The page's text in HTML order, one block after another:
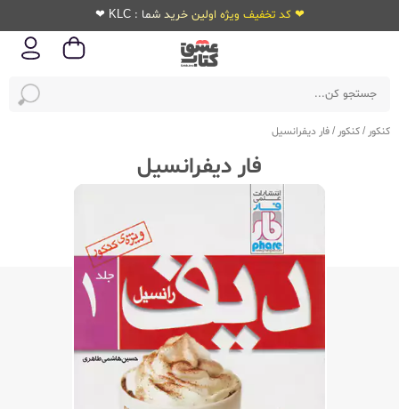
❤ کد تخفیف ویژه اولین خرید شما : KLC ❤
کنکور /کنکور /فار دیفرانسیل
فار دیفرانسیل